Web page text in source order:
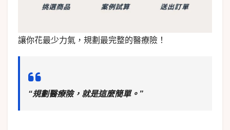
讓你花最少力氣，規劃最完整的醫療險！
“規劃醫療險，就是這麼簡單。”